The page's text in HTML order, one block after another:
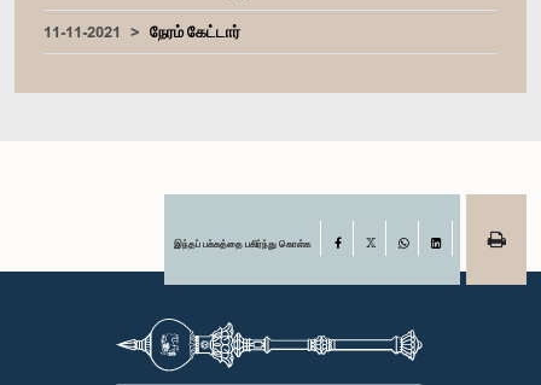
11-11-2021
நேரம் கேட்டார்
இந்தப் பக்கத்தை பகிர்ந்து கொள்க Facebook